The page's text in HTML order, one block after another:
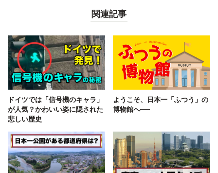
関連記事
ドイツでは「信号機のキャラ」
が人気？かわいい姿に隠された
悲しい歴史
ようこそ、日本一「ふつう」の
博物館へ──